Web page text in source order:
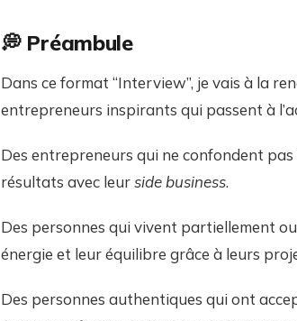
💭 Préambule
Dans ce format “Interview”, je vais à la
entrepreneurs inspirants qui passent à
Des entrepreneurs qui ne confondent pas
résultats avec leurside business.
Des personnes qui vivent partiellement
énergie et leur équilibre grâce à leurs
Des personnes authentiques qui ont